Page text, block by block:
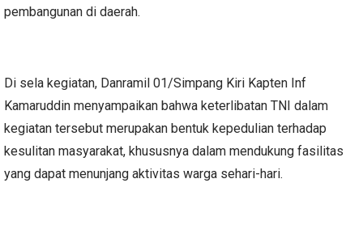
pembangunan di daerah.
Di sela kegiatan, Danramil 01/Simpang Kiri Kapten Inf
Kamaruddin menyampaikan bahwa keterlibatan TNI dalam
kegiatan tersebut merupakan bentuk kepedulian terhadap
kesulitan masyarakat, khususnya dalam mendukung fasilitas
yang dapat menunjang aktivitas warga sehari-hari.